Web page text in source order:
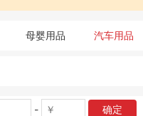
母婴用品 汽车用品
- 确定